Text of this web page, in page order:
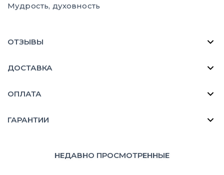
Мудрость, духовность
ОТЗЫВЫ
ДОСТАВКА
ОПЛАТА
ГАРАНТИИ
НЕДАВНО ПРОСМОТРЕННЫЕ